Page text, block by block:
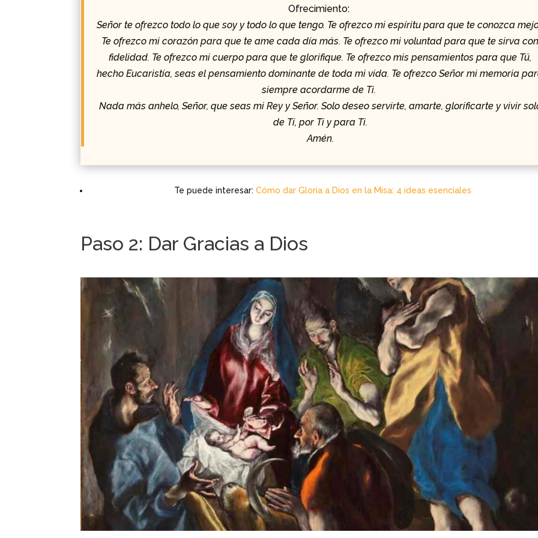
Ofrecimiento:
Señor te ofrezco todo lo que soy y todo lo que tengo. Te ofrezco mi espíritu para que te conozca
Te ofrezco mi corazón para que te ame cada día más. Te ofrezco mi voluntad para que te sirva con
fidelidad. Te ofrezco mi cuerpo para que te glorifique. Te ofrezco mis pensamientos para que Tú,
hecho Eucaristía, seas el pensamiento dominante de toda mi vida. Te ofrezco Señor mi memoria
siempre acordarme de Ti.
Nada más anhelo, Señor, que seas mi Rey y Señor. Solo deseo servirte, amarte, glorificarte y vivir
de Tí, por Ti y para Ti.
Amén.
Te puede interesar: Cómo dar Gloria a Dios en la Misa: 4 ideas esenciales
Paso 2: Dar Gracias a Dios